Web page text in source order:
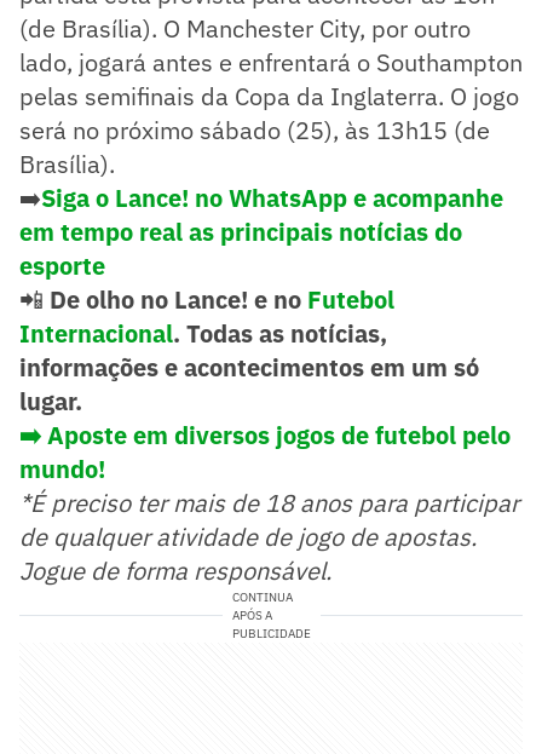
(de Brasília). O Manchester City, por outro
lado, jogará antes e enfrentará o Southampton
pelas semifinais da Copa da Inglaterra. O jogo
será no próximo sábado (25), às 13h15 (de
Brasília).
➡️Siga o Lance! no WhatsApp e acompanhe
em tempo real as principais notícias do
esporte
📲 De olho no Lance! e no Futebol
Internacional. Todas as notícias,
informações e acontecimentos em um só
lugar.
➡️ Aposte em diversos jogos de futebol pelo
mundo!
*É preciso ter mais de 18 anos para participar
de qualquer atividade de jogo de apostas.
Jogue de forma responsável.
CONTINUA
APÓS A
PUBLICIDADE